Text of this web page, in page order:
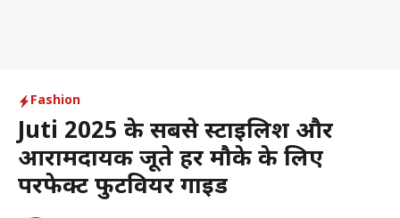
Fashion
Juti 2025 के सबसे स्टाइलिश और
आरामदायक जूते हर मौके के लिए
परफेक्ट फुटवियर गाइड